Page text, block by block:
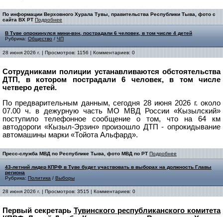
По информации Верховного Хурала Тувы, правительства Республики Тыва, фото с
сайта ВХ РТ Подробнее
В Туве опрокинулся мини-вэн, пострадали 6 человек, в том числе 4 детей
Рубрика: Общество / ЧП
28 июня 2026 г. | Просмотров: 1156 | Комментариев: 0
Сотрудниками полиции устанавливаются обстоятельства
ДТП, в котором пострадали 6 человек, в том числе
четверо детей.
По предварительным данным, сегодня 28 июня 2026 г. около
07.00 ч. в дежурную часть МО МВД России «Кызылский»
поступило телефонное сообщение о том, что на 64 км
автодороги «Кызыл-Эрзин» произошло ДТП - опрокидывание
автомашины марки «Тойота Альфард».
Пресс-служба МВД по Республике Тыва, фото МВД по РТ Подробнее
43-летний лидер КПРФ в Туве будет участвовать в выборах на должность Главы
региона
Рубрика: Политика / Выборы
28 июня 2026 г. | Просмотров: 3515 | Комментариев: 0
Первый секретарь Тувинского республиканского комитета